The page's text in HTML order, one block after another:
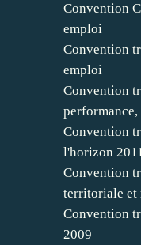
Convention
emploi
Convention
emploi
Convention
Convention
l'horizon
Convention
territoriale et
Convention
2009